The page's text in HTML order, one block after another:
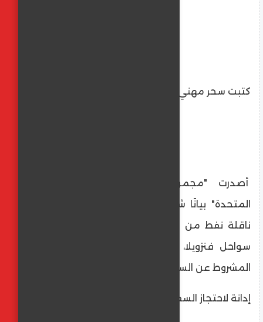
كتبت سحر مهني
أصدرت "مجموعة أصدقاء ميثاق الأمم
المتحدة" بيانًا شديد اللهجة أدانت فيه احتجاز
ناقلة نفط من قبل السلطات الأمريكية قبالة
سواحل فنزويلا، وطالبت بالإفراج الفوري وغير
المشروط عن السفينة وطاقمها.
إدانة لاحتجاز السفينة